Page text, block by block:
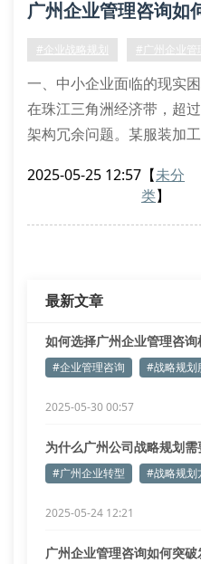
专业顾问机构需具备组织
决策树建模三大核心能力
广州企业管理咨询如
颈？
#企业战略规划 #广州企业管
一、中小企业面临的现实
在珠江三角洲经济带，超
架构冗余问题。某服装加
种管理盲点直接导致企业年
服务帮助一家贸易公司精
2025-05-25 12:57 【未分
类】
最新文章
如何选择广州企业管理咨
#企业管理咨询 #战略规划
2025-05-30 00:57
为什么广州公司战略规划
#广州企业转型 #战略规划
2025-05-24 12:21
广州企业管理咨询如何突破